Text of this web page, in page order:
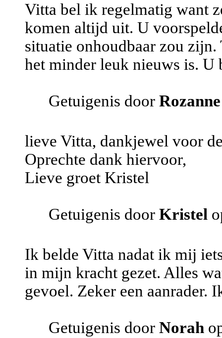
Vitta bel ik regelmatig want
komen altijd uit. U
situatie onhoudbaar zou
het minder leuk nieuws is. U
Getuigenis door Rozanne
lieve Vitta, dankjewel voor
Oprechte dank hiervoor,
Lieve groet Kristel
Getuigenis door Kristel
Ik belde Vitta nadat ik mij
in mijn kracht gezet. Alles
gevoel. Zeker een aanrader.
Getuigenis door Norah